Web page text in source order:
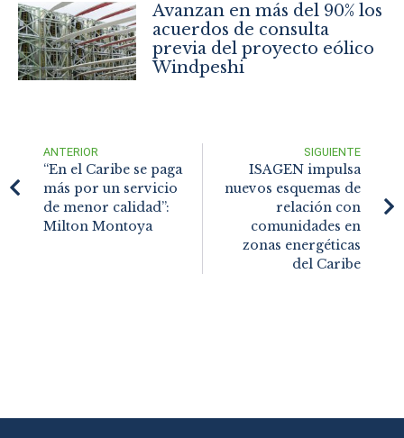
Avanzan en más del 90% los
acuerdos de consulta
previa del proyecto eólico
Windpeshi
ANTERIOR
“En el Caribe se paga
más por un servicio
de menor calidad”:
Milton Montoya
SIGUIENTE
ISAGEN impulsa
nuevos esquemas de
relación con
comunidades en
zonas energéticas
del Caribe